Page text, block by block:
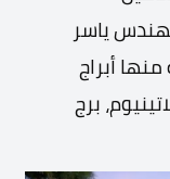
ياسر
أبراج
برج